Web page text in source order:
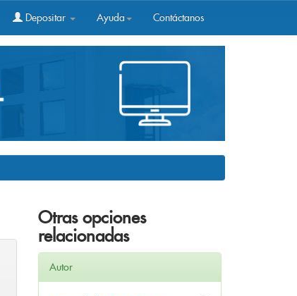
Depositar Ayuda Contáctanos
Otras opciones
relacionadas
Autor